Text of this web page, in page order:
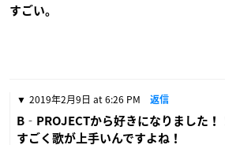
すごい。
2019年2月9日 at 6:26 PM 返信
B‐PROJECTから好きになりました！
すごく歌が上手いんですよね！